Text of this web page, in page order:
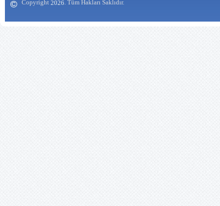
emeğinize sağlık
Zekeriya SAYAR
Copyright 2026 . Tüm Hakları Saklıdır.